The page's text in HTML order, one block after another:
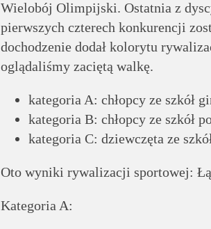
Wielobój Olimpijski. Ostatnia z
pierwszych czterech konkurencji
dochodzenie dodał kolorytu
oglądaliśmy zaciętą walkę.
kategoria A: chłopcy ze szkół
kategoria B: chłopcy ze szkół
kategoria C: dziewczęta ze
Oto wyniki rywalizacji sportowej:
Kategoria A: